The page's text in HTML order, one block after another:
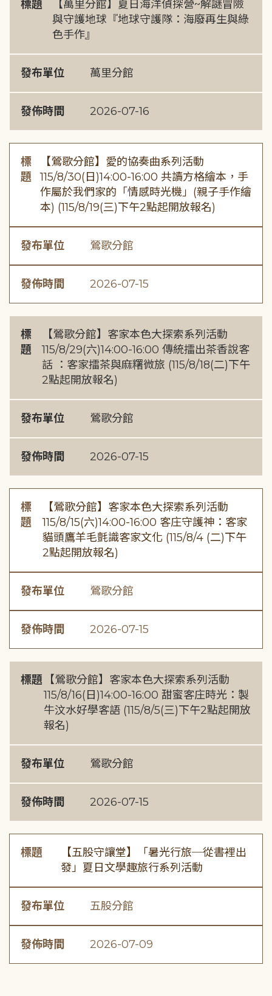
標題
【萬里分館】夏日海洋偵探營~解謎冒險
與守護地球『地球守護隊：海廢再生與綠
色手作』
發布單位 萬里分館
發佈時間 2026-07-16
標
題
【鶯歌分館】愛的協奏曲系列活動
115/8/30(日)14:00-16:00 共讀方格繪本，手
作屬於我們家的「情感時光機」(親子手作繪
本) (115/8/19(三)下午2點起開放報名)
發布單位 鶯歌分館
發佈時間 2026-07-15
標
題
【鶯歌分館】客家本色大探索系列活動
115/8/29(六)14:00-16:00 傳統擂出茶香說客
話 ：客家擂茶與麻糬微旅 (115/8/18(二)下午
2點起開放報名)
發布單位 鶯歌分館
發佈時間 2026-07-15
標
題
【鶯歌分館】客家本色大探索系列活動
115/8/15(六)14:00-16:00 客庄守護神：客家
貓頭鷹羊毛氈識客家文化 (115/8/4 (二)下午
2點起開放報名)
發布單位 鶯歌分館
發佈時間 2026-07-15
標題 【鶯歌分館】客家本色大探索系列活動
115/8/16(日)14:00-16:00 甜蜜客庄時光：製
牛汶水好學客語 (115/8/5(三)下午2點起開放
報名)
發布單位 鶯歌分館
發佈時間 2026-07-15
標題
【五股守讓堂】「暑光行旅─從書裡出
發」夏日文學趣旅行系列活動
發布單位 五股分館
發佈時間 2026-07-09